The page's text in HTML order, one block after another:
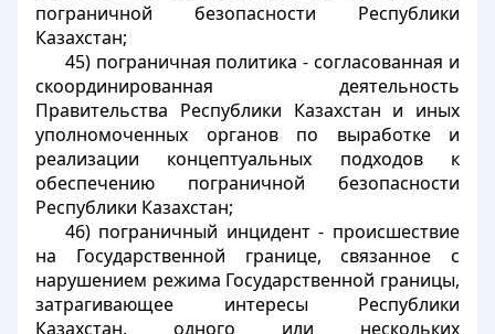
пограничной безопасности Республики
Казахстан;
45) пограничная политика - согласованная и
скоординированная деятельность
Правительства Республики Казахстан и иных
уполномоченных органов по выработке и
реализации концептуальных подходов к
обеспечению пограничной безопасности
Республики Казахстан;
46) пограничный инцидент - происшествие
на Государственной границе, связанное с
нарушением режима Государственной границы,
затрагивающее интересы Республики
Казахстан, одного или нескольких